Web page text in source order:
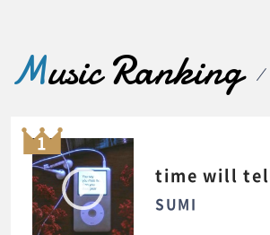
Music Ranking
1
time will tell
SUMI